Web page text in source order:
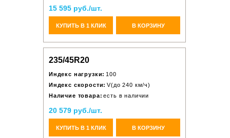
15 595 руб./шт.
КУПИТЬ В 1 КЛИК В КОРЗИНУ
235/45R20
Индекс нагрузки: 100
Индекс скорости: V(до 240 км/ч)
Наличие товара: есть в наличии
20 579 руб./шт.
КУПИТЬ В 1 КЛИК В КОРЗИНУ